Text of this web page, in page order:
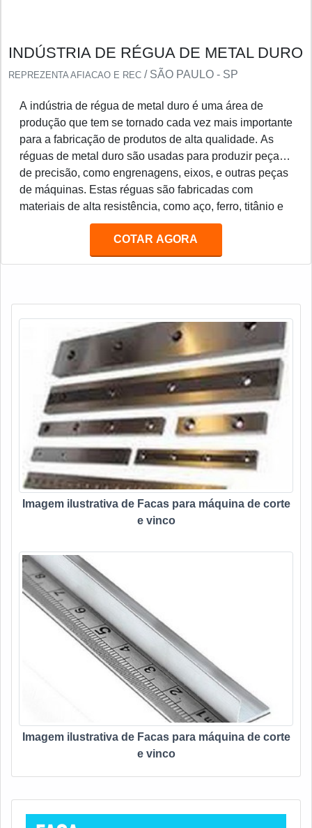
INDÚSTRIA DE RÉGUA DE METAL DURO
REPREZENTA AFIACAO E REC / SÃO PAULO - SP
A indústria de régua de metal duro é uma área de
produção que tem se tornado cada vez mais importante
para a fabricação de produtos de alta qualidade. As
réguas de metal duro são usadas para produzir peças
de precisão, como engrenagens, eixos, e outras peças
de máquinas. Estas réguas são fabricadas com
materiais de alta resistência, como aço, ferro, titânio e
outros metais duros. Estes materiais são resistentes ao
desgaste e à corrosão, o que torna as réguas de metal
duro ideais para a produção de peças de precisão.
necessidade de manutenção.
COTAR AGORA
Imagem ilustrativa de Facas para máquina de corte
e vinco
Imagem ilustrativa de Facas para máquina de corte
e vinco